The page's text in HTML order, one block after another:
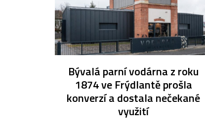
Bývalá parní vodárna z roku
1874 ve Frýdlantě prošla
konverzí a dostala nečekané
využití